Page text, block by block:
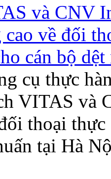
cụ thực
VITAS và
thoại
tại Hà